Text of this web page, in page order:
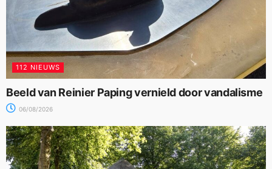
112 NIEUWS
Beeld van Reinier Paping vernield door vandalisme
06/08/2026